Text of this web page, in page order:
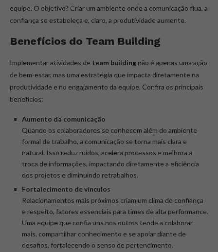
equipe. O objetivo? Criar um ambiente onde a comunicação flua, a
confiança se estabeleça e, claro, a produtividade aumente.
Benefícios do Team Building
Implementar atividades de team building não é apenas uma ação
de bem-estar, mas uma estratégia que impacta diretamente na
produtividade e no engajamento da equipe. Confira os principais
benefícios:
Aumento da comunicação
Quando os colaboradores se conhecem além do ambiente
formal de trabalho, a comunicação se torna mais clara e
natural. Isso reduz ruídos, acelera processos e melhora a
troca de informações, impactando diretamente a eficiência
dos projetos e diminuindo retrabalhos.
Fortalecimento de vínculos
Relacionamentos mais próximos criam um clima de confiança
e respeito, fatores essenciais para times de alta performance.
Uma equipe que confia uns nos outros tende a colaborar
mais, compartilhar conhecimento e se apoiar diante de
desafios, fortalecendo o senso de pertencimento.